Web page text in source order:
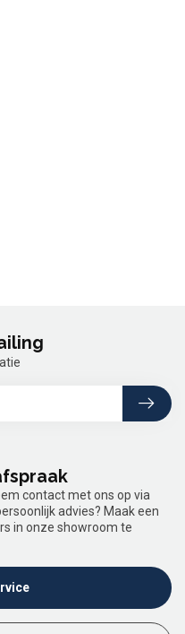
contact met ons op via
advies? Maak een
in onze showroom te